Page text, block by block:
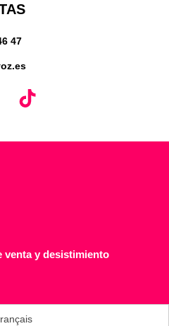
47
venta y desistimiento